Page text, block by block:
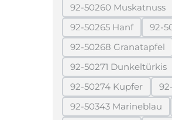
92-50260 Muskatnuss
(Diese
92-50265 Hanf
(Diese Option ist
92-
92-50268 Granatapfel
(Diese
92-50271 Dunkeltürkis
(Diese
92-50274 Kupfer
(Diese Option
92-50343 Marineblau
(Diese Option